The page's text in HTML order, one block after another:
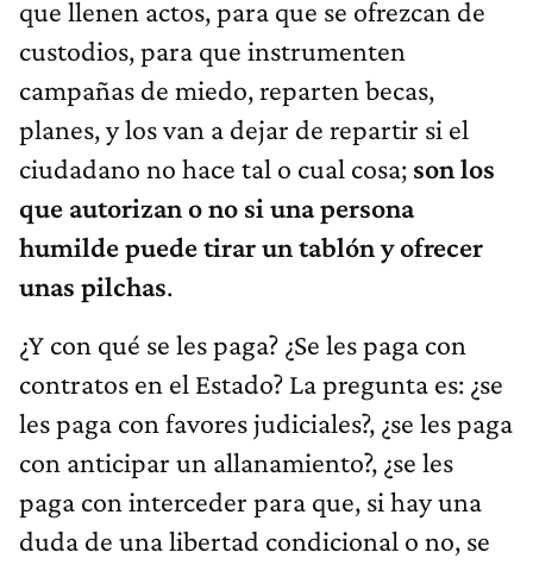
custodios, para que instrumenten
campañas de miedo, reparten becas,
planes, y los van a dejar de repartir si el
ciudadano no hace tal o cual cosa;son los
que autorizan o no si una persona
humilde puede tirar un tablón y ofrecer
unas pilchas.
¿Y con qué se les paga? ¿Se les paga con
contratos en el Estado? La pregunta es: ¿se
les paga con favores judiciales?, ¿se les paga
con anticipar un allanamiento?, ¿se les
paga con interceder para que, si hay una
duda de una libertad condicional o no, se
le otorgue? ¿Yo qué tengo que pensar?